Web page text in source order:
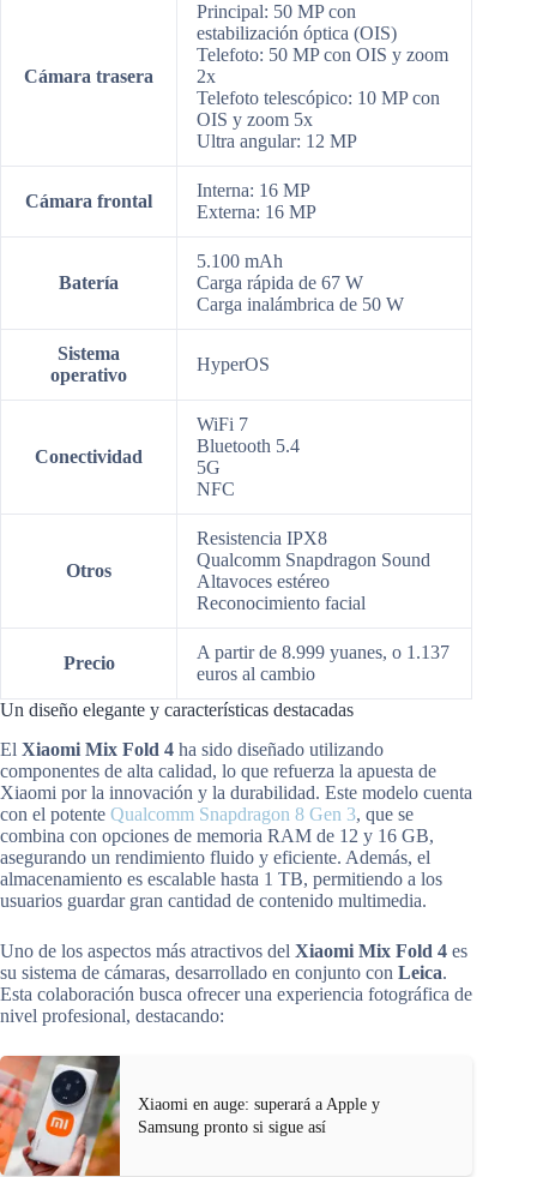
Cámara trasera
Principal: 50 MP con
estabilización óptica (OIS)
Telefoto: 50 MP con OIS y zoom
2x
Telefoto telescópico: 10 MP con
OIS y zoom 5x
Ultra angular: 12 MP
Cámara frontal
Interna: 16 MP
Externa: 16 MP
Batería
5.100 mAh
Carga rápida de 67 W
Carga inalámbrica de 50 W
Sistema
operativo
HyperOS
Conectividad
WiFi 7
Bluetooth 5.4
5G
NFC
Otros
Resistencia IPX8
Qualcomm Snapdragon Sound
Altavoces estéreo
Reconocimiento facial
Precio
A partir de 8.999 yuanes, o 1.137
euros al cambio
Un diseño elegante y características destacadas
El Xiaomi Mix Fold 4 ha sido diseñado utilizando
componentes de alta calidad, lo que refuerza la apuesta de
Xiaomi por la innovación y la durabilidad. Este modelo cuenta
con el potente Qualcomm Snapdragon 8 Gen 3, que se
combina con opciones de memoria RAM de 12 y 16 GB,
asegurando un rendimiento fluido y eficiente. Además, el
almacenamiento es escalable hasta 1 TB, permitiendo a los
usuarios guardar gran cantidad de contenido multimedia.
Uno de los aspectos más atractivos del Xiaomi Mix Fold 4 es
su sistema de cámaras, desarrollado en conjunto con Leica.
Esta colaboración busca ofrecer una experiencia fotográfica de
nivel profesional, destacando:
Xiaomi en auge: superará a Apple y
Samsung pronto si sigue así